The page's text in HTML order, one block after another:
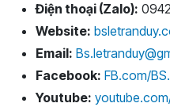
Điện thoại (Zalo):
Website:
Email:
Facebook: FB.com/
Youtube: